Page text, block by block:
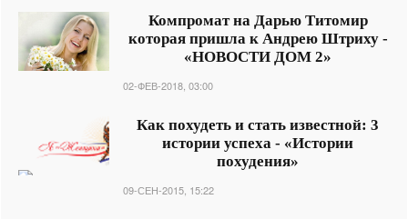
Компромат на Дарью Титомир
которая пришла к Андрею Штриху -
«НОВОСТИ ДОМ 2»
02-ФЕВ-2018, 03:00
Как похудеть и стать известной: 3
истории успеха - «Истории
похудения»
09-СЕН-2015, 15:22